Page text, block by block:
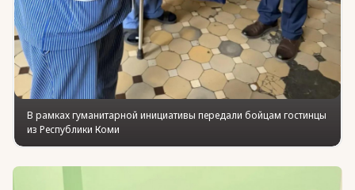
В рамках гуманитарной инициативы передали бойцам гостинцы
из Республики Коми